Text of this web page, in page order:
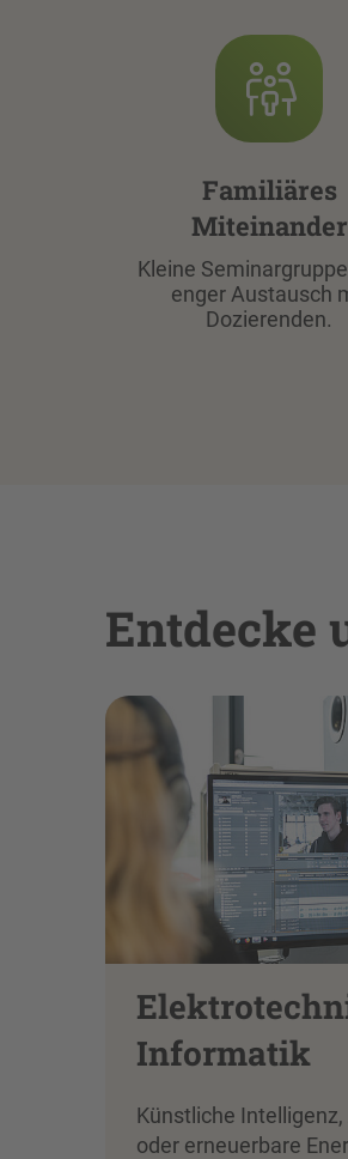
Familiäres
Miteinander
Kleine
enger Austausch
Dozierenden.
Entdecke
Informatik
Künstliche
oder erneuerbare